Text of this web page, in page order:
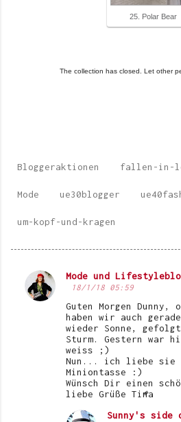
25. Polar Bear
The collection has closed. Let other
Bloggeraktionen fallen-in-
Mode ue30blogger
um-kopf-und-kragen
K
Mode und
18/1/18 05:59
Guten Morgen Dunny,
haben wir auch
wieder Sonne, gefolgt
Sturm. Gestern war
weiss ;)
Nun... ich liebe sie
Miniontasse :)
Wünsch Dir einen
liebe Grüße Tina
Sunny's